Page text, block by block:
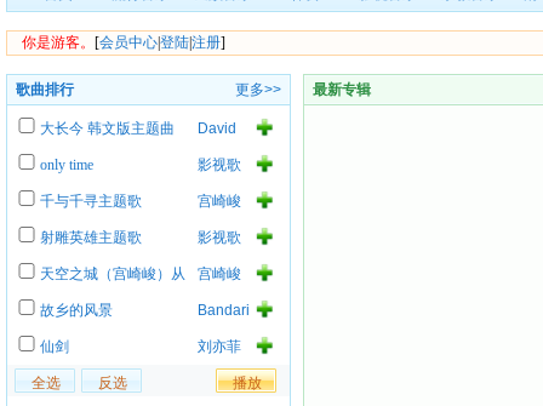
你是游客。 [会员中心登陆注册]
歌曲排行 更多>>
大长今 韩文版主题曲
David
only time
影视歌
千与千寻主题歌
宫崎峻
射雕英雄主题歌
影视歌
天空之城（宫崎峻）从
宫崎峻
故乡的风景 Bandari
仙剑 刘亦菲
最新专辑